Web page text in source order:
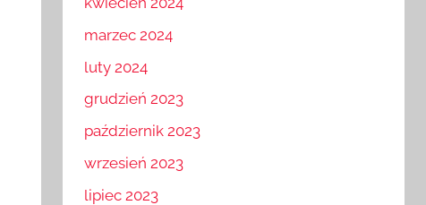
marzec 2024
luty 2024
grudzień 2023
październik 2023
wrzesień 2023
lipiec 2023